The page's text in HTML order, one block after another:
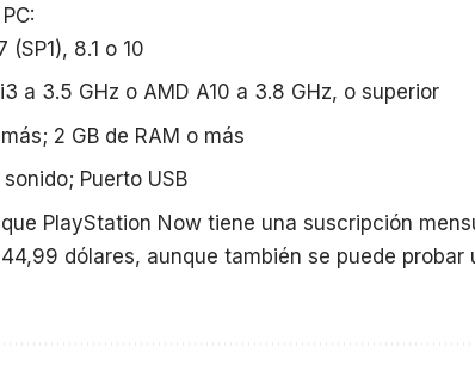
(SP1), 8.1 o 10
a 3.5 GHz o AMD A10 a 3.8 GHz, o superior
2 GB de RAM o más
Puerto USB
PlayStation Now tiene una suscripción
dólares, aunque también se puede probar